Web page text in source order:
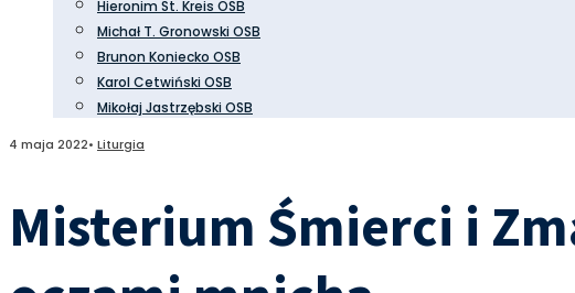
Hieronim St. Kreis OSB
Michał T. Gronowski OSB
Brunon Koniecko OSB
Karol Cetwiński OSB
Mikołaj Jastrzębski OSB
4 maja 2022• Liturgia
Misterium Śmierci i